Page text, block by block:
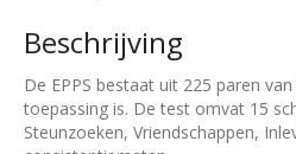
Beschrijving
De EPPS bestaat uit 225 paren
toepassing is. De test omvat 15
Steunzoeken, Vriendschappen,